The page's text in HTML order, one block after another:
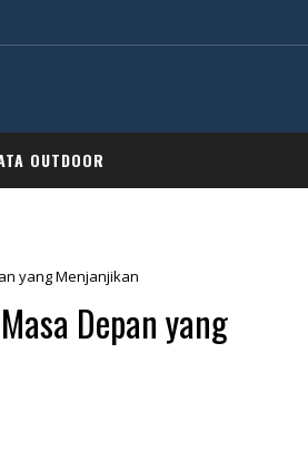
OUTDOOR
yang Menjanjikan
Depan yang